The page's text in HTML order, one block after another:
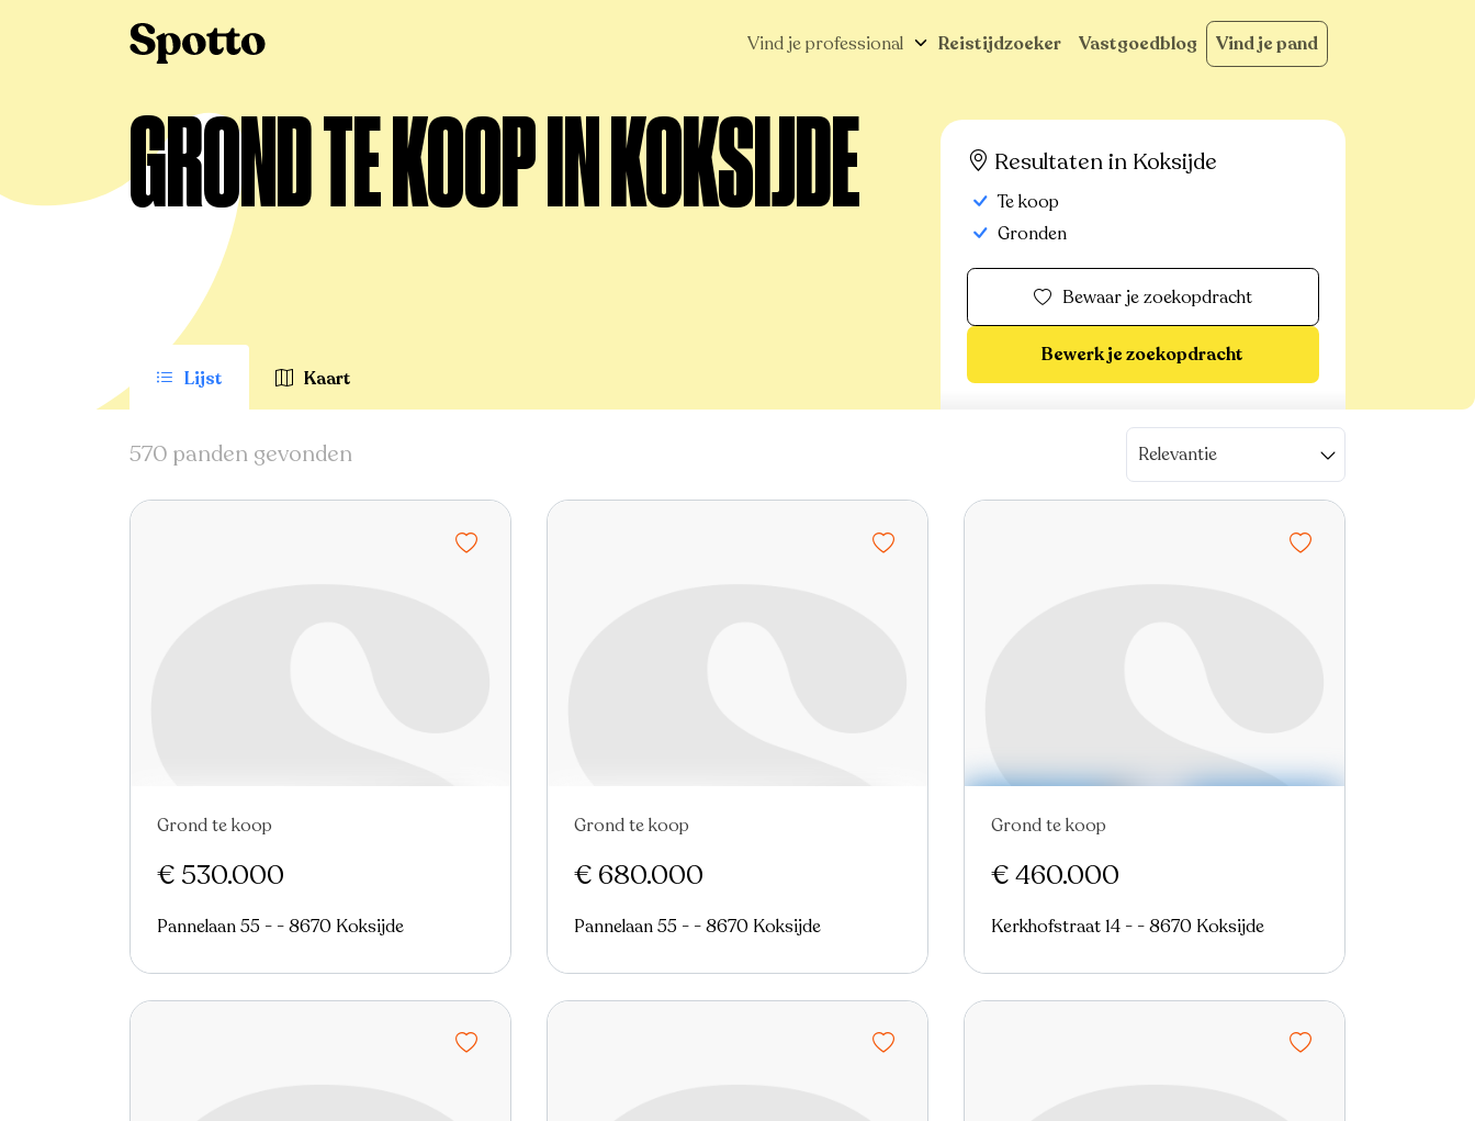
Vind je professional Reistijdzoeker Vastgoedblog Vind je pand
GROND TE KOOP IN KOKSIJDE
Lijst Kaart
Resultaten in Koksijde
Te koop
Gronden
Bewaar je zoekopdracht
Bewerk je zoekopdracht
570 panden gevonden Relevantie
Grond te koop
€ 530.000
Pannelaan 55 - - 8670 Koksijde
Grond te koop
€ 680.000
Pannelaan 55 - - 8670 Koksijde
Grond te koop
€ 460.000
Kerkhofstraat 14 - - 8670 Koksijde